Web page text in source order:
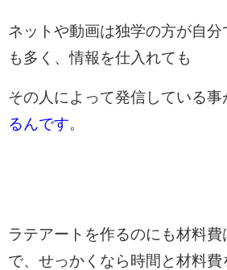
ネットや動画は独学の方が自分
も多く、情報を仕入れても
その人によって発信している事
るんです。
ラテアートを作るのにも材料
で、せっかくなら時間と材料